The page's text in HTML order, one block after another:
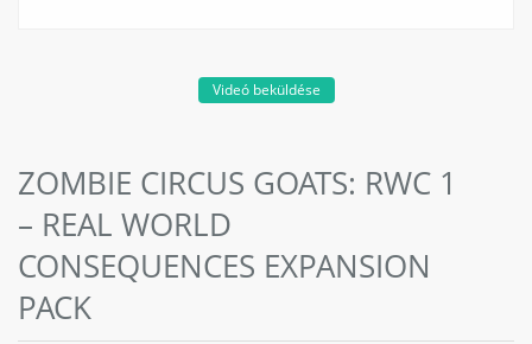
Videó beküldése
ZOMBIE CIRCUS GOATS: RWC 1
– REAL WORLD
CONSEQUENCES EXPANSION
PACK